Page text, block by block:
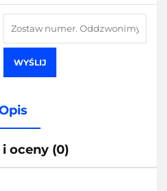
WYŚLIJ
oceny (0)